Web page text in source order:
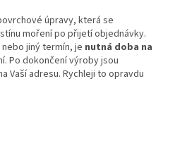
úpravy, která se
moření po přijetí objednávky.
jiný termín, je nutná doba na
Po dokončení výroby jsou
Vaší adresu. Rychleji to opravdu